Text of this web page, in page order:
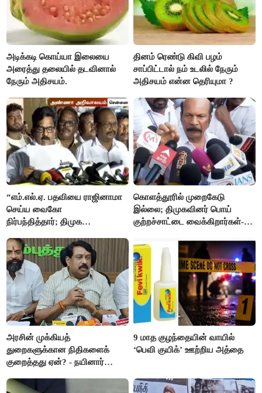
அடிக்கடி கொய்யா இலையை
அரைத்து தலையில் தடவினால்
நேரும் அதிசயம்.
தினம் ரெண்டு கிவி பழம்
சாப்பிட்டால் நம் உடலில் நேரும்
அதிசயம் என்ன தெரியுமா ?
“எம்.எல்.ஏ. பதவியை ராஜினாமா
செய்ய வைகோ
நிர்பந்தித்தார்; திமுக
தொடர்கிறோம்”- மதிமுக
எம்.எல்.ஏக்கள் பரபரப்பு பேட்டி
கொளத்தூரில் முறைகேடு
இல்லை; திமுகவினர் பொய்
குற்றச்சாட்டை வைக்கிறார்கள்-
அரசின் முக்கியத்
துறைகளுக்கான நிதிகளைக்
குறைத்தது ஏன்? - நயினார்
9 மாத குழந்தையின் வாயில்
‘பெவி குயிக்’ ஊற்றிய அத்தை